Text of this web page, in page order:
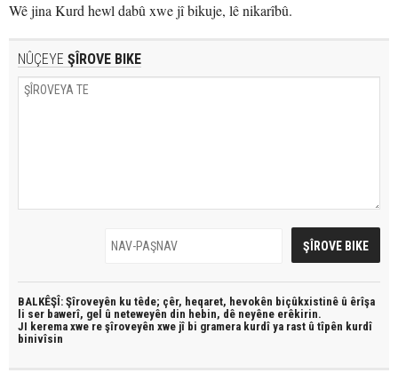
Wê jina Kurd hewl dabû xwe jî bikuje, lê nikarîbû.
NÛÇEYE ŞÎROVE BIKE
BALKÊŞÎ: Şîroveyên ku têde; çêr, heqaret, hevokên biçûkxistinê û êrîşa
li ser bawerî, gel û neteweyên din hebin, dê neyêne erêkirin.
JI kerema xwe re şîroveyên xwe jî bi gramera kurdî ya rast û tîpên kurdî
binivîsin